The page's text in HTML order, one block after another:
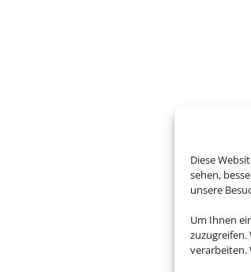
Diese
sehen,
unsere
Um Ihnen
zuzugreifen.
verarbeiten.